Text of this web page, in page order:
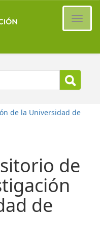
de la Universidad de
de
de